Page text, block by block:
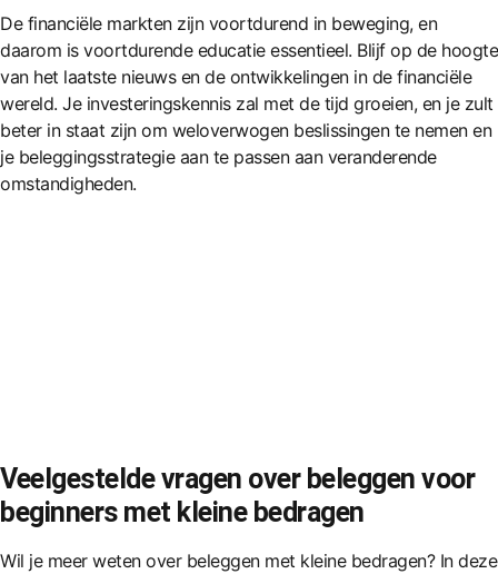
De financiële markten zijn voortdurend in beweging, en
daarom is voortdurende educatie essentieel. Blijf op de hoogte
van het laatste nieuws en de ontwikkelingen in de financiële
wereld. Je investeringskennis zal met de tijd groeien, en je zult
beter in staat zijn om weloverwogen beslissingen te nemen en
je beleggingsstrategie aan te passen aan veranderende
omstandigheden.
Veelgestelde vragen over beleggen voor
beginners met kleine bedragen
Wil je meer weten over beleggen met kleine bedragen? In deze